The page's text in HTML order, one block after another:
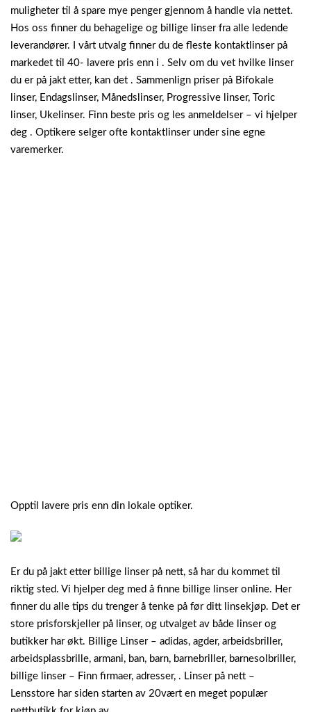
muligheter til å spare mye penger gjennom å handle via nettet.
Hos oss finner du behagelige og billige linser fra alle ledende
leverandører. I vårt utvalg finner du de fleste kontaktlinser på
markedet til 40- lavere pris enn i . Selv om du vet hvilke linser
du er på jakt etter, kan det . Sammenlign priser på Bifokale
linser, Endagslinser, Månedslinser, Progressive linser, Toric
linser, Ukelinser. Finn beste pris og les anmeldelser – vi hjelper
deg . Optikere selger ofte kontaktlinser under sine egne
varemerker.
Opptil lavere pris enn din lokale optiker.
Er du på jakt etter billige linser på nett, så har du kommet til
riktig sted. Vi hjelper deg med å finne billige linser online. Her
finner du alle tips du trenger å tenke på før ditt linsekjøp. Det er
store prisforskjeller på linser, og utvalget av både linser og
butikker har økt. Billige Linser – adidas, agder, arbeidsbriller,
arbeidsplassbrille, armani, ban, barn, barnebriller, barnesolbriller,
billige linser – Finn firmaer, adresser, . Linser på nett –
Lensstore har siden starten av 20vært en meget populær